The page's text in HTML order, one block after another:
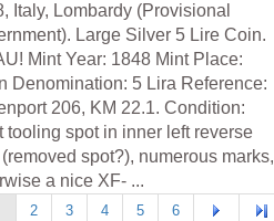
Italy, Lombardy (Provisional
Large Silver 5 Lire Coin.
Mint Year: 1848 Mint Place:
Denomination: 5 Lira Reference:
206, KM 22.1. Condition:
tooling spot in inner left reverse
spot?), numerous marks,
a nice XF- ...
2 3 4 5 6